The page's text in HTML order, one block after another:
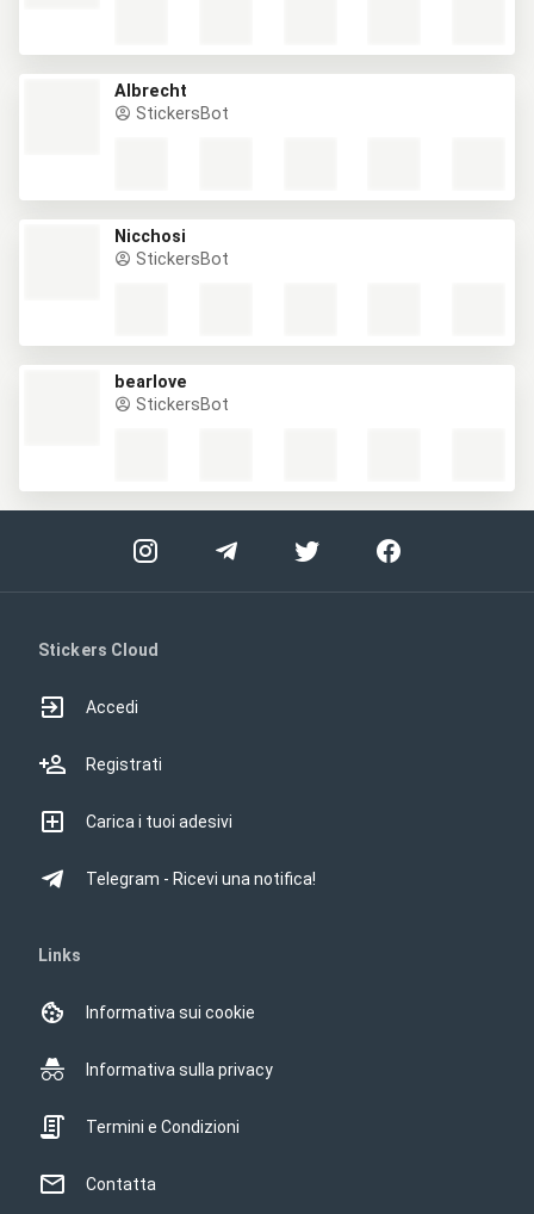
Albrecht
StickersBot
Nicchosi
StickersBot
bearlove
StickersBot
Stickers Cloud
Accedi
Registrati
Carica i tuoi adesivi
Telegram - Ricevi una notifica!
Links
Informativa sui cookie
Informativa sulla privacy
Termini e Condizioni
Contatta